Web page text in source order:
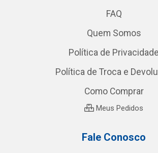
FAQ
Quem Somos
Política de Privacidade
Política de Troca e
Como Comprar
Meus Pedidos
Fale Conosco